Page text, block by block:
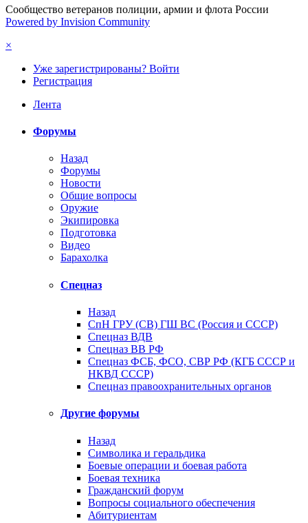
Сообщество ветеранов полиции, армии и флота России
Powered by Invision Community
×
Уже зарегистрированы? Войти
Регистрация
Лента
Форумы
Назад
Форумы
Новости
Общие вопросы
Оружие
Экипировка
Подготовка
Видео
Барахолка
Спецназ
Назад
СпН ГРУ (СВ) ГШ ВС (Россия и СССР)
Спецназ ВДВ
Спецназ ВВ РФ
Спецназ ФСБ, ФСО, СВР РФ (КГБ СССР и
НКВД СССР)
Спецназ правоохранительных органов
Другие форумы
Назад
Символика и геральдика
Боевые операции и боевая работа
Боевая техника
Гражданский форум
Вопросы социального обеспечения
Абитуриентам